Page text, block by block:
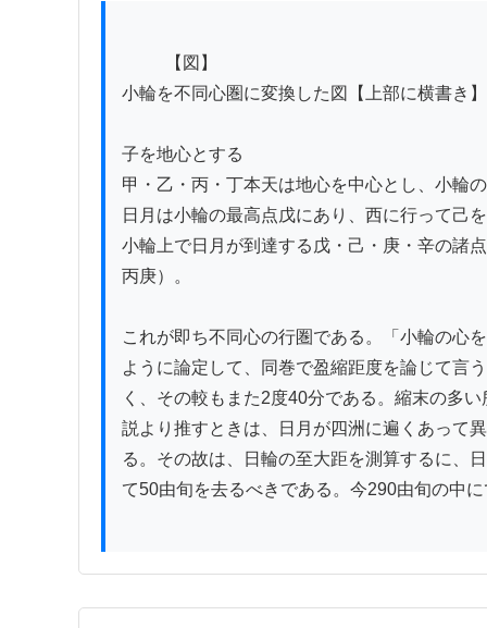
小輪を不同心圏に変換した図【上部に横書き】
子を地心とする
甲・乙・丙・丁本天は地心を中心とし、小輪
日月は小輪の最高点戊にあり、西に行って己
小輪上で日月が到達する戊・己・庚・辛の諸
丙庚）。
これが即ち不同心の行圏である。「小輪の心
ように論定して、同巻で盈縮距度を論じて言
く、その較もまた2度40分である。縮末の多
説より推すときは、日月が四洲に遍くあって
る。その故は、日輪の至大距を測算するに、
て50由旬を去るべきである。今290由旬の中